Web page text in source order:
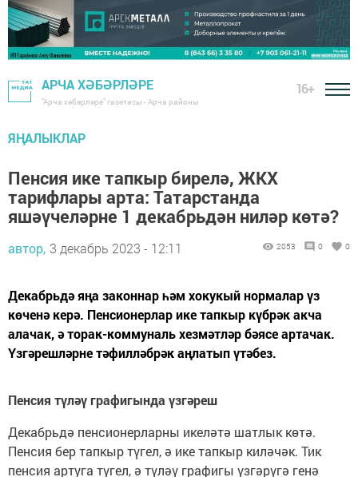
АРЧА ХӘБӘРЛӘРЕ
"Арча хәбәрләре" газетасы - Арча районы
16+
ЯҢАЛЫКЛАР
Пенсия ике тапкыр бирелә, ЖКХ
тарифлары арта: Татарстанда
яшәүчеләрне 1 декабрьдән ниләр көтә?
автор, 3 декабрь 2023 - 12:11 2053 0 0
Декабрьдә яңа законнар һәм хокукый нормалар үз
көченә керә. Пенсионерлар ике тапкыр күбрәк акча
алачак, ә торак-коммуналь хезмәтләр бәясе артачак.
Үзгәрешләрне тәфилләбрәк аңлатып үтәбез.
Пенсия түләү графигында үзгәреш
Декабрьдә пенсионерларны икеләтә шатлык көтә.
Пенсия бер тапкыр түгел, ә ике тапкыр киләчәк. Тик
пенсия артуга түгел, ә түләү графигы үзгәрүгә генә